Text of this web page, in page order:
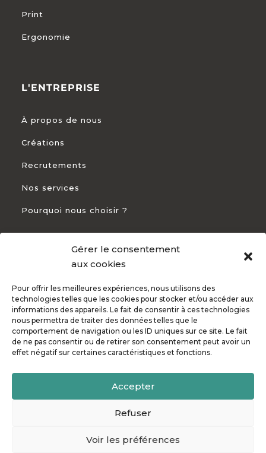
Gérer le consentement
aux cookies
Pour offrir les meilleures expériences, nous utilisons des
technologies telles que les cookies pour stocker et/ou accéder aux
informations des appareils. Le fait de consentir à ces technologies
nous permettra de traiter des données telles que le
comportement de navigation ou les ID uniques sur ce site. Le fait
de ne pas consentir ou de retirer son consentement peut avoir un
effet négatif sur certaines caractéristiques et fonctions.
Accepter
Refuser
Voir les préférences
Print
Ergonomie
L'ENTREPRISE
À propos de nous
Créations
Recrutements
Nos services
Pourquoi nous choisir ?
CONTACT
 +33 5 54 54 93 94
 82 Rte de Bayonne 31300 Toulouse
© Copyright Mindflurry 2010 - 2026. Made ❤ with by
Politique de confidentialité